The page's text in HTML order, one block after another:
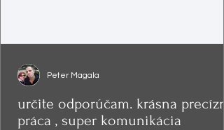
určite odporúčam. krásna
práca , super komunikácia
Peter Magala